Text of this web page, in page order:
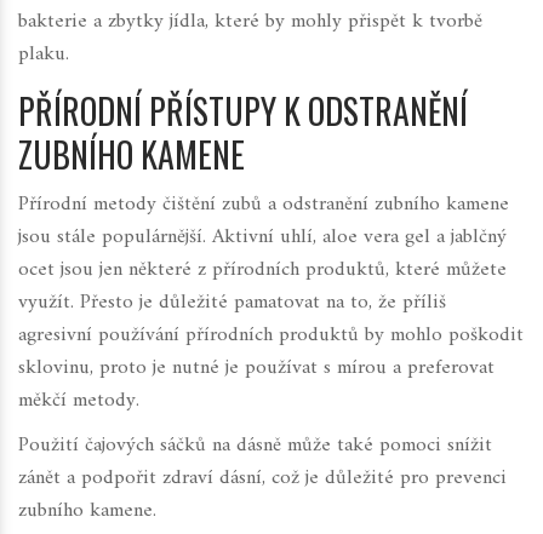
bakterie a zbytky jídla, které by mohly přispět k tvorbě
plaku.
PŘÍRODNÍ PŘÍSTUPY K ODSTRANĚNÍ
ZUBNÍHO KAMENE
Přírodní metody čištění zubů a odstranění zubního kamene
jsou stále populárnější. Aktivní uhlí, aloe vera gel a jablčný
ocet jsou jen některé z přírodních produktů, které můžete
využít. Přesto je důležité pamatovat na to, že příliš
agresivní používání přírodních produktů by mohlo poškodit
sklovinu, proto je nutné je používat s mírou a preferovat
měkčí metody.
Použití čajových sáčků na dásně může také pomoci snížit
zánět a podpořit zdraví dásní, což je důležité pro prevenci
zubního kamene.